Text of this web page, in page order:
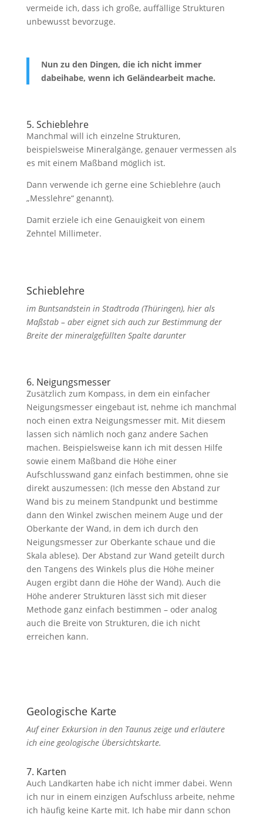
vermeide ich, dass ich große, auffällige Strukturen
unbewusst bevorzuge.
Nun zu den Dingen, die ich nicht immer
dabeihabe, wenn ich Geländearbeit mache.
5. Schieblehre
Manchmal will ich einzelne Strukturen,
beispielsweise Mineralgänge, genauer vermessen als
es mit einem Maßband möglich ist.
Dann verwende ich gerne eine Schieblehre (auch
„Messlehre“ genannt).
Damit erziele ich eine Genauigkeit von einem
Zehntel Millimeter.
Schieblehre
im Buntsandstein in Stadtroda (Thüringen), hier als
Maßstab – aber eignet sich auch zur Bestimmung der
Breite der mineralgefüllten Spalte darunter
6. Neigungsmesser
Zusätzlich zum Kompass, in dem ein einfacher
Neigungsmesser eingebaut ist, nehme ich manchmal
noch einen extra Neigungsmesser mit. Mit diesem
lassen sich nämlich noch ganz andere Sachen
machen. Beispielsweise kann ich mit dessen Hilfe
sowie einem Maßband die Höhe einer
Aufschlusswand ganz einfach bestimmen, ohne sie
direkt auszumessen: (Ich messe den Abstand zur
Wand bis zu meinem Standpunkt und bestimme
dann den Winkel zwischen meinem Auge und der
Oberkante der Wand, in dem ich durch den
Neigungsmesser zur Oberkante schaue und die
Skala ablese). Der Abstand zur Wand geteilt durch
den Tangens des Winkels plus die Höhe meiner
Augen ergibt dann die Höhe der Wand). Auch die
Höhe anderer Strukturen lässt sich mit dieser
Methode ganz einfach bestimmen – oder analog
auch die Breite von Strukturen, die ich nicht
erreichen kann.
Geologische Karte
Auf einer Exkursion in den Taunus zeige und erläutere
ich eine geologische Übersichtskarte.
7. Karten
Auch Landkarten habe ich nicht immer dabei. Wenn
ich nur in einem einzigen Aufschluss arbeite, nehme
ich häufig keine Karte mit. Ich habe mir dann schon